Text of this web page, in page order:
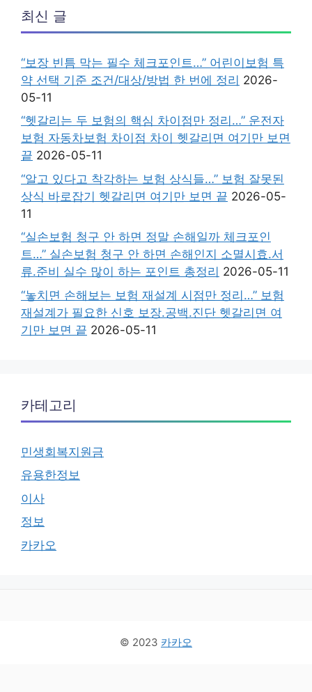
최신 글
“보장 빈틈 막는 필수 체크포인트…” 어린이보험 특
약 선택 기준 조건/대상/방법 한 번에 정리 2026-
05-11
“헷갈리는 두 보험의 핵심 차이점만 정리…” 운전자
보험 자동차보험 차이점 차이 헷갈리면 여기만 보면
끝 2026-05-11
“알고 있다고 착각하는 보험 상식들…” 보험 잘못된
상식 바로잡기 헷갈리면 여기만 보면 끝 2026-05-
11
“실손보험 청구 안 하면 정말 손해일까 체크포인
트…” 실손보험 청구 안 하면 손해인지 소멸시효.서
류.준비 실수 많이 하는 포인트 총정리 2026-05-11
“놓치면 손해보는 보험 재설계 시점만 정리…” 보험
재설계가 필요한 신호 보장.공백.진단 헷갈리면 여
기만 보면 끝 2026-05-11
카테고리
민생회복지원금
유용한정보
이사
정보
카카오
© 2023 카카오